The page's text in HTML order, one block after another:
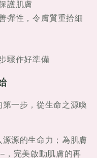
護肌膚
彈性，令膚質重拾細
驟作好準備
一步，從生命之源喚
源的生命力；為肌膚
，完美啟動肌膚的再